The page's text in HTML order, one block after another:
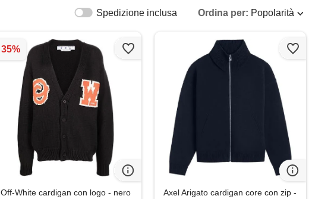
Ordina per: Popolarità
Spedizione inclusa
Off-White cardigan con logo - nero
Axel Arigato cardigan core con zip -